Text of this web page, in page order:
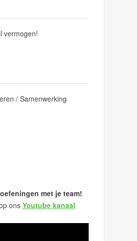
vermogen!
/ Samenwerking
met je team!
ons Youtube kanaal